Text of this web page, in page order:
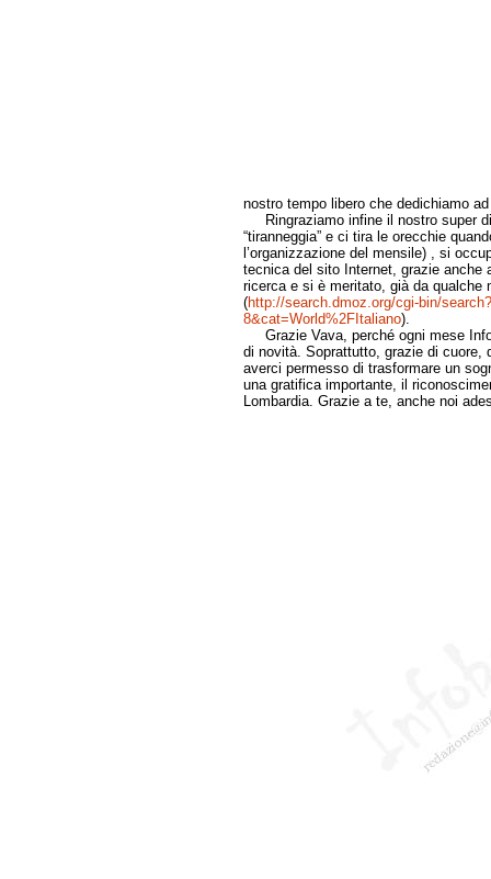
nostro tempo libero che dedichiamo
Ringraziamo infine il nostro super
“tiranneggia” e ci tira le orecchie
l’organizzazione del mensile) , si
tecnica del sito Internet, grazie anche
ricerca e si è meritato, già da qualche
(http://search.dmoz.org/cgi-bin/
8&cat=World%2FItaliano).
Grazie Vava, perché ogni mese
di novità. Soprattutto, grazie di cuore,
averci permesso di trasformare un
una gratifica importante, il
Lombardia. Grazie a te, anche noi